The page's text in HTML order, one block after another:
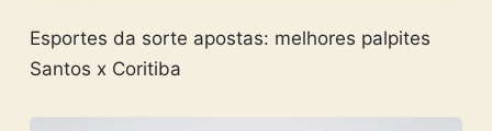
Esportes da sorte apostas: melhores palpites
Santos x Coritiba